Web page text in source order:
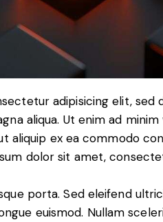
adipisicing elit, sed
aliqua. Ut enim ad minim
aliquip ex ea commodo
dolor sit amet,
porta. Sed eleifend
euismod. Nullam